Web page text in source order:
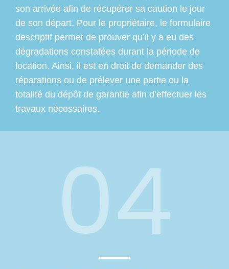
son arrivée afin de récupérer sa caution le jour
de son départ. Pour le propriétaire, le formulaire
descriptif permet de prouver qu’il y a eu des
dégradations constatées durant la période de
location. Ainsi, il est en droit de demander des
réparations ou de prélever une partie ou la
totalité du dépôt de garantie afin d’effectuer les
travaux nécessaires.
04